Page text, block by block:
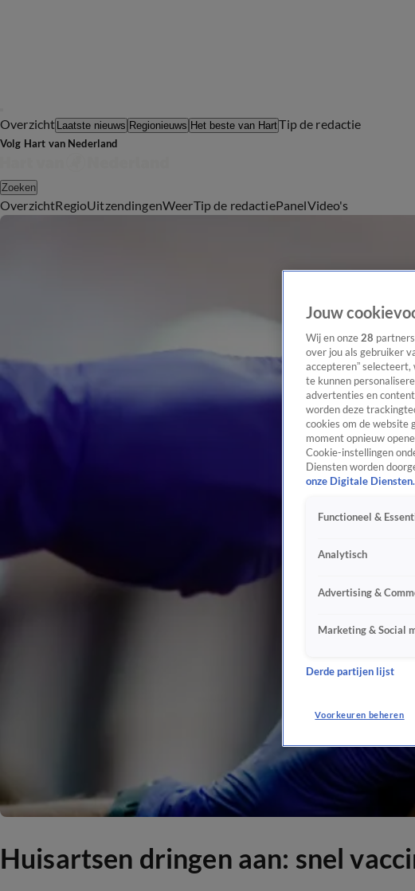
Overzicht Laatste nieuws Regionieuws Het beste van HartTip de redactie
Volg Hart van Nederland
Zoeken
OverzichtRegioUitzendingenWeerTip de redactiePanelVideo's
Huisartsen dringen aan: snel
Jouw
Wij en onze 28
over jou als gebruiker
accepteren”
te kunnen
advertenties en
worden deze
cookies om de website
moment opnieuw
Cookie-instellingen
Diensten worden
onze Digitale Diensten.
Functioneel &
Analytisch
Advertising &
Marketing & Social
Derde partijen lijst
Voorkeuren beheren